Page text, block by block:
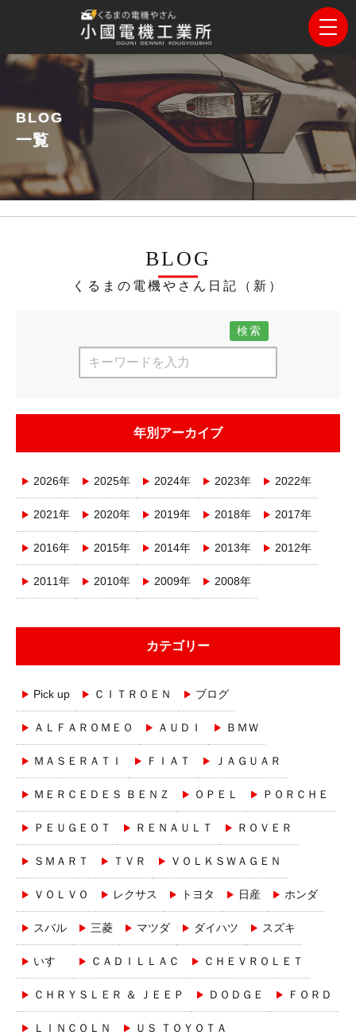
BLOG
一覧
BLOG
くるまの電機やさん日記（新）
検索
年別アーカイブ
2026年 2025年 2024年 2023年 2022年
2021年 2020年 2019年 2018年 2017年
2016年 2015年 2014年 2013年 2012年
2011年 2010年 2009年 2008年
カテゴリー
Pick up ＣＩＴＲＯＥＮ ブログ
ＡＬＦＡＲＯＭＥＯ ＡＵＤＩ ＢＭＷ
ＭＡＳＥＲＡＴＩ ＦＩＡＴ ＪＡＧＵＡＲ
ＭＥＲＣＥＤＥＳ ＢＥＮＺ ＯＰＥＬ ＰＯＲＣＨＥ
ＰＥＵＧＥＯＴ ＲＥＮＡＵＬＴ ＲＯＶＥＲ
ＳＭＡＲＴ ＴＶＲ ＶＯＬＫＳＷＡＧＥＮ
ＶＯＬＶＯ レクサス トヨタ 日産 ホンダ
スバル 三菱 マツダ ダイハツ スズキ
いすゞ ＣＡＤＩＬＬＡＣ ＣＨＥＶＲＯＬＥＴ
ＣＨＲＹＳＬＥＲ ＆ ＪＥＥＰ ＤＯＤＧＥ ＦＯＲＤ
ＬＩＮＣＯＬＮ ＵＳ ＴＯＹＯＴＡ